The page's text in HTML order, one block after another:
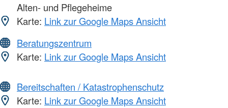
Alten- und Pflegeheime
Karte: Link zur Google Maps Ansicht
Beratungszentrum
Karte: Link zur Google Maps Ansicht
Bereitschaften / Katastrophenschutz
Karte: Link zur Google Maps Ansicht